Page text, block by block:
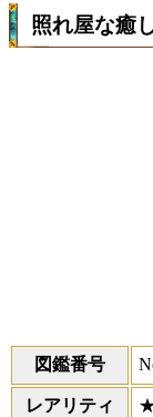
照れ屋な癒
図鑑番号
レアリティ